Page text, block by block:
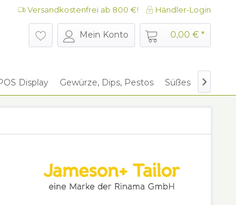
Versandkostenfrei ab 800 €! Händler-Login
Mein Konto 0,00 € *
Display Gewürze, Dips, Pestos Süßes Give
